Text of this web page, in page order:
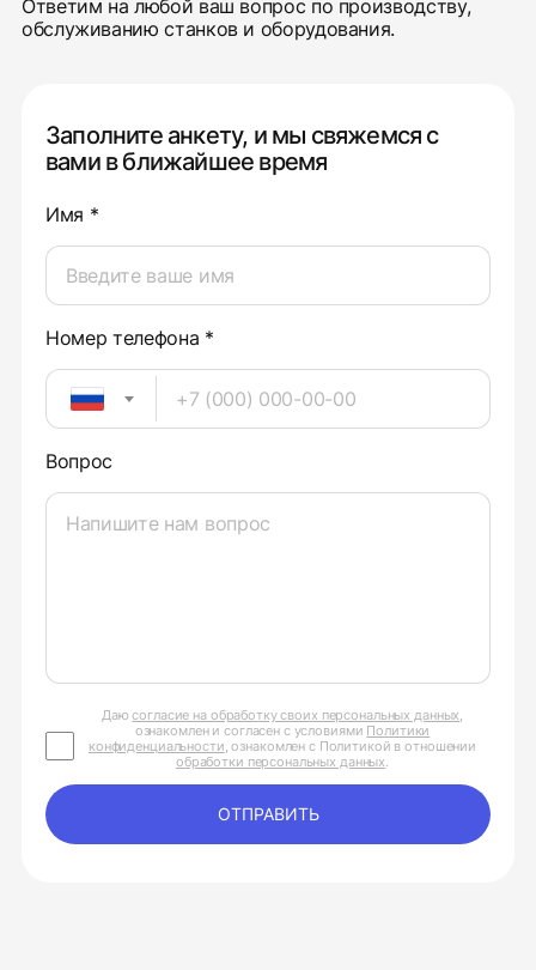
Ответим на любой ваш вопрос по производству,
обслуживанию станков и оборудования.
Заполните анкету, и мы свяжемся с
вами в ближайшее время
Имя *
Номер телефона *
Вопрос
Даюсогласие на обработку своих персональных данных,
ознакомлен и согласен с условиями Политики
конфиденциальности, ознакомлен с Политикой в отношении
обработки персональных данных.
ОТПРАВИТЬ